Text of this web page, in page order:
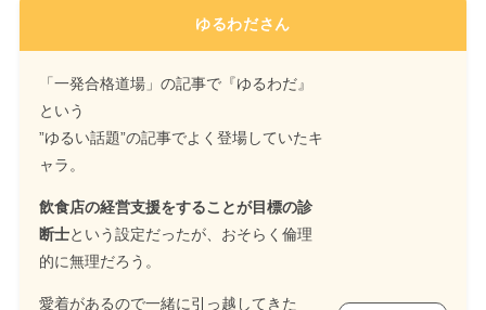
ゆるわださん
「一発合格道場」の記事で『ゆるわだ』
という
”ゆるい話題”の記事でよく登場していたキ
ャラ。
飲食店の経営支援をすることが目標の診
断士という設定だったが、おそらく倫理
的に無理だろう。
愛着があるので一緒に引っ越してきた